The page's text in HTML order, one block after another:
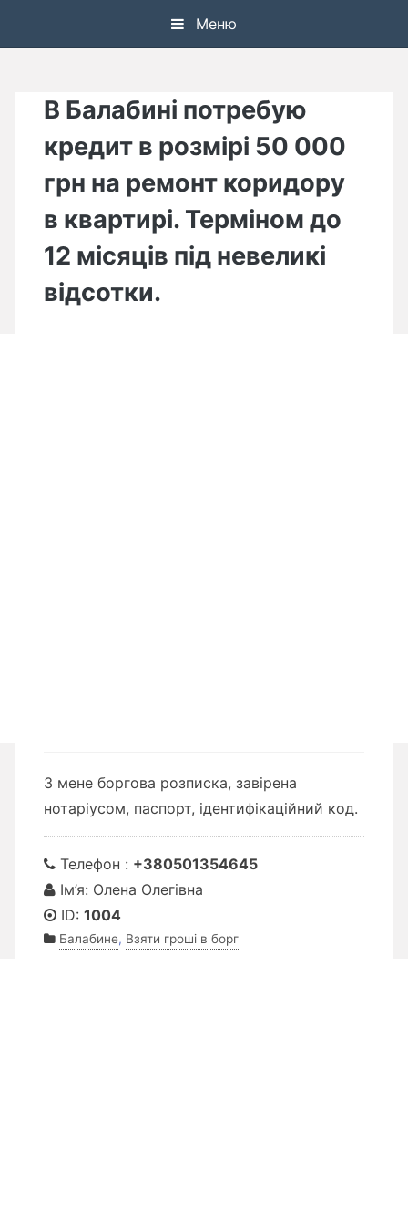
Меню
В Балабині потребую
кредит в розмірі 50 000
грн на ремонт коридору
в квартирі. Терміном до
12 місяців під невеликі
відсотки.
З мене боргова розписка, завірена
нотаріусом, паспорт, ідентифікаційний код.
Телефон : +380501354645
Ім’я: Олена Олегівна
ID: 1004
Балабине, Взяти гроші в борг